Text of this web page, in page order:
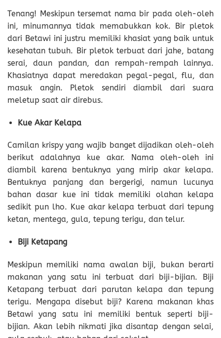
Tenang! Meskipun tersemat nama bir pada oleh-oleh
ini, minumannya tidak memabukkan kok. Bir pletok
dari Betawi ini justru memiliki khasiat yang baik untuk
kesehatan tubuh. Bir pletok terbuat dari jahe, batang
serai, daun pandan, dan rempah-rempah lainnya.
Khasiatnya dapat meredakan pegal-pegal, flu, dan
masuk angin. Pletok sendiri diambil dari suara
meletup saat air direbus.
Kue Akar Kelapa
Camilan krispy yang wajib banget dijadikan oleh-oleh
berikut adalahnya kue akar. Nama oleh-oleh ini
diambil karena bentuknya yang mirip akar kelapa.
Bentuknya panjang dan bergerigi, namun lucunya
bahan dasar kue ini tidak memiliki olahan kelapa
sedikit pun lho. Kue akar kelapa terbuat dari tepung
ketan, mentega, gula, tepung terigu, dan telur.
Biji Ketapang
Meskipun memiliki nama awalan biji, bukan berarti
makanan yang satu ini terbuat dari biji-bijian. Biji
Ketapang terbuat dari parutan kelapa dan tepung
terigu. Mengapa disebut biji? Karena makanan khas
Betawi yang satu ini memiliki bentuk seperti biji-
bijian. Akan lebih nikmati jika disantap dengan selai,